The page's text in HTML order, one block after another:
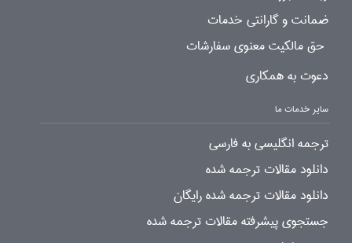
ضمانت و گارانتی خدمات
حق مالکیت معنوی سفارشات
دعوت به همکاری
سایر خدمات ما
ترجمه انگلیسی به فارسی
دانلود مقالات ترجمه شده
دانلود مقالات ترجمه شده رایگان
جستجوی پیشرفته مقالات ترجمه شده